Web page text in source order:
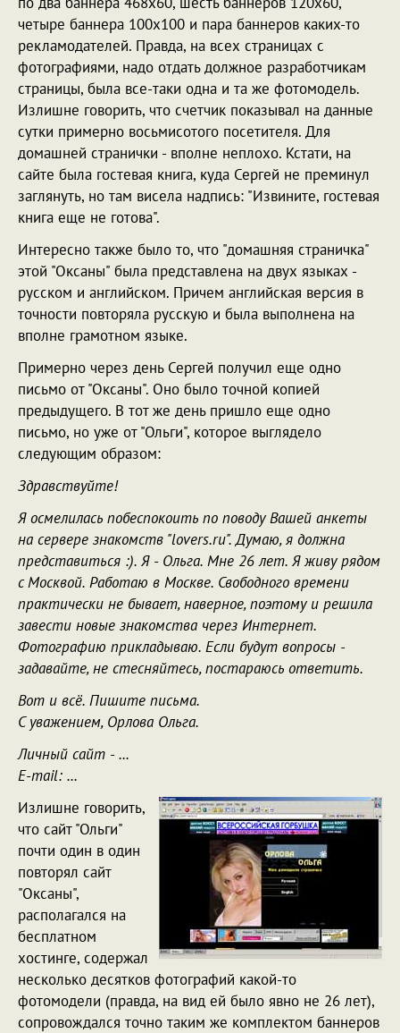
четыре баннера 100х100 и пара баннеров каких-то
рекламодателей. Правда, на всех страницах с
фотографиями, надо отдать должное разработчикам
страницы, была все-таки одна и та же фотомодель.
Излишне говорить, что счетчик показывал на данные
сутки примерно восьмисотого посетителя. Для
домашней странички - вполне неплохо. Кстати, на
сайте была гостевая книга, куда Сергей не преминул
заглянуть, но там висела надпись: "Извините, гостевая
книга еще не готова".
Интересно также было то, что "домашняя страничка"
этой "Оксаны" была представлена на двух языках -
русском и английском. Причем английская версия в
точности повторяла русскую и была выполнена на
вполне грамотном языке.
Примерно через день Сергей получил еще одно
письмо от "Оксаны". Оно было точной копией
предыдущего. В тот же день пришло еще одно
письмо, но уже от "Ольги", которое выглядело
следующим образом:
Здравствуйте!
Я осмелилась побеспокоить по поводу Вашей анкеты
на сервере знакомств "lovers.ru". Думаю, я должна
представиться :). Я - Ольга. Мне 26 лет. Я живу рядом
с Москвой. Работаю в Москве. Свободного времени
практически не бывает, наверное, поэтому и решила
завести новые знакомства через Интернет.
Фотографию прикладываю. Если будут вопросы -
задавайте, не стесняйтесь, постараюсь ответить.
Вот и всё. Пишите письма.
С уважением, Орлова Ольга.
Личный сайт - ...
E-mail: ...
Излишне говорить,
что сайт "Ольги"
почти один в один
повторял сайт
"Оксаны",
располагался на
бесплатном
хостинге, содержал
несколько десятков фотографий какой-то
фотомодели (правда, на вид ей было явно не 26 лет),
сопровождался точно таким же комплектом баннеров